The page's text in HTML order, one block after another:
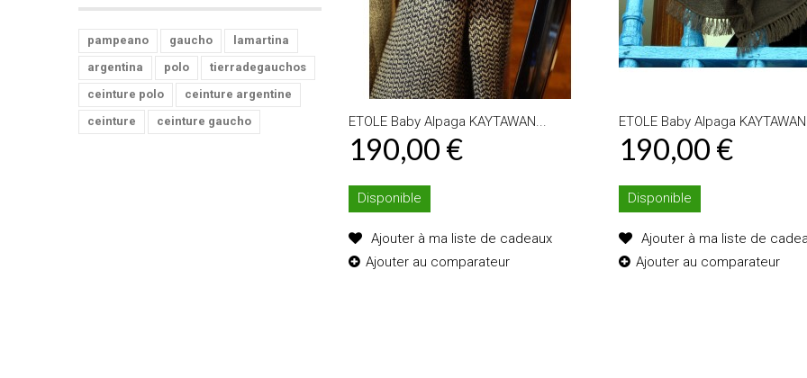
pampeano gaucho
lamartina
argentina
polo
tierradegauchos
ceinture polo
ceinture argentine
ceinture
ceinture gaucho ETOLE Baby Alpaga KAYTAWAN...
190,00 €
Disponible
Ajouter à ma liste de cadeaux
Ajouter au comparateur
ETOLE Baby Alpaga
190,00 €
Disponible
Ajouter à ma liste de
Ajouter au comparateur